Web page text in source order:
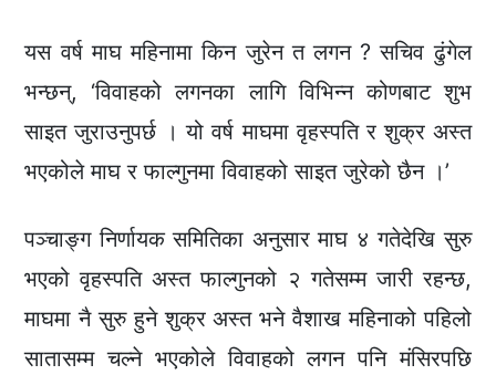
यस वर्ष माघ महिनामा किन जुरेन त लगन ? सचिव ढुंगेल
भन्छन्, ‘विवाहको लगनका लागि विभिन्न कोणबाट शुभ
साइत जुराउनुपर्छ । यो वर्ष माघमा वृहस्पति र शुक्र अस्त
भएकोले माघ र फाल्गुनमा विवाहको साइत जुरेको छैन ।’
पञ्चाङ्ग निर्णायक समितिका अनुसार माघ ४ गतेदेखि सुरु
भएको वृहस्पति अस्त फाल्गुनको २ गतेसम्म जारी रहन्छ,
माघमा नै सुरु हुने शुक्र अस्त भने वैशाख महिनाको पहिलो
सातासम्म चल्ने भएकोले विवाहको लगन पनि मंसिरपछि